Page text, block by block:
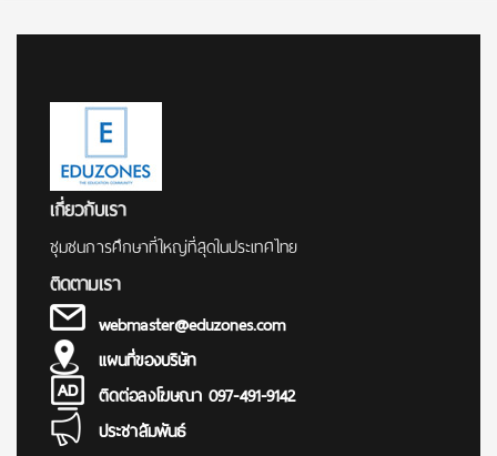
เกี่ยวกับเรา
ชุมชนการศึกษาที่ใหญ่ที่สุดในประเทศไทย
ติดตามเรา
webmaster@eduzones.com
แผนที่ของบริษัท
ติดต่อลงโฆษณา 097-491-9142
ประชาสัมพันธ์